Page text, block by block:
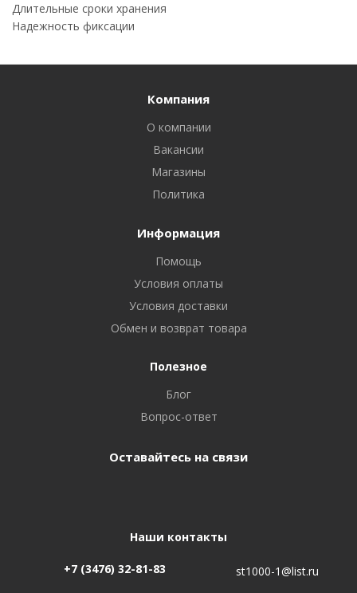
Длительные сроки хранения
Надежность фиксации
Компания
О компании
Вакансии
Магазины
Политика
Информация
Помощь
Условия оплаты
Условия доставки
Обмен и возврат товара
Полезное
Блог
Вопрос-ответ
Оставайтесь на связи
Наши контакты
+7 (3476) 32-81-83 st1000-1@list.ru